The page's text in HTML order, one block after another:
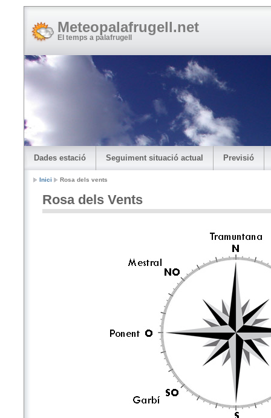
Meteopalafrugell.net
El temps a palafrugell
Dades estació Seguiment situació actual Previsió
Inici Rosa dels vents
Rosa dels Vents